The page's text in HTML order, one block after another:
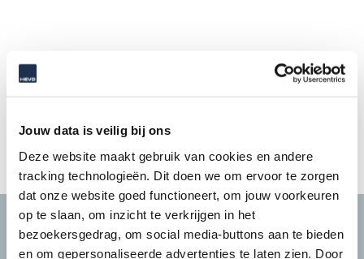
Jouw data is veilig bij ons
Deze website maakt gebruik van cookies en andere
tracking technologieën. Dit doen we om ervoor te zorgen
dat onze website goed functioneert, om jouw voorkeuren
op te slaan, om inzicht te verkrijgen in het
bezoekersgedrag, om social media-buttons aan te bieden
en om gepersonaliseerde advertenties te laten zien. Door